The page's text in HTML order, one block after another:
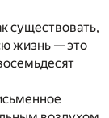
существовать,
жизнь — это